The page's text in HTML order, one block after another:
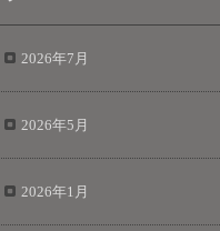
2026年7月
2026年5月
2026年1月